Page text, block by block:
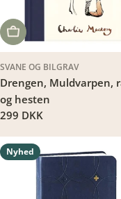
LÆG I KURV
SVANE OG BILGRAV
Drengen, Muldvarpen,
og hesten
Translation
299 DKK
Nyhed